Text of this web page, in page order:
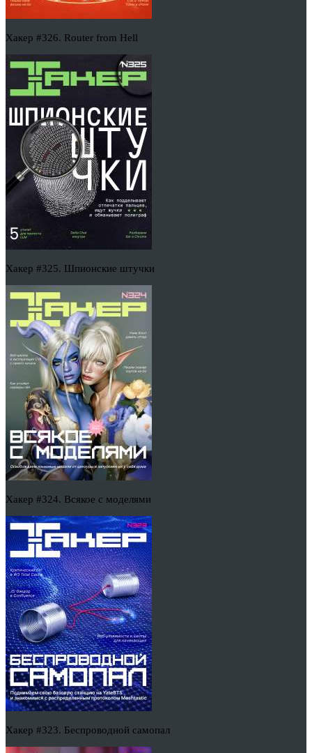
Хакер #326. Router from Hell
Хакер #325. Шпионские штучки
Хакер #324. Всякое с моделями
Хакер #323. Беспроводной самопал